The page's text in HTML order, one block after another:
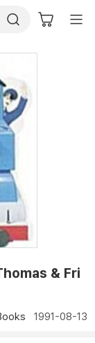
& Fri
1991-08-13